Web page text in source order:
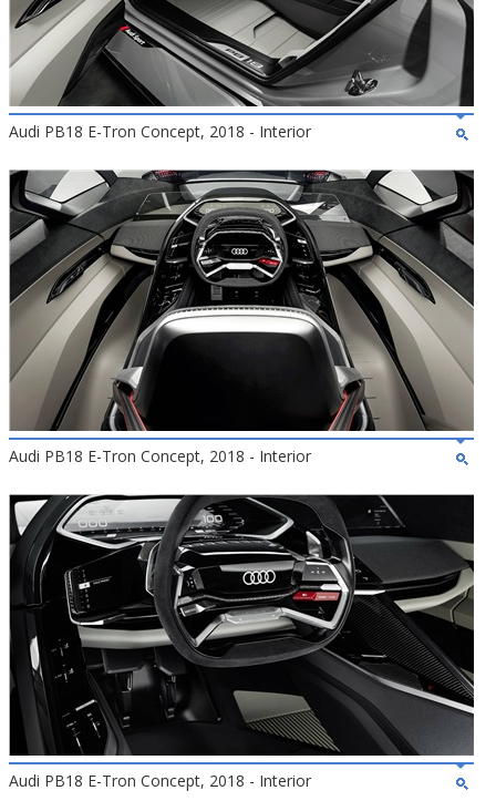
Audi PB18 E-Tron Concept, 2018 - Interior
Audi PB18 E-Tron Concept, 2018 - Interior
Audi PB18 E-Tron Concept, 2018 - Interior